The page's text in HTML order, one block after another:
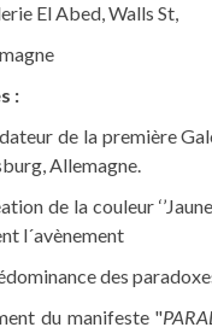
El Abed, Walls St,
:
de la première
Allemagne.
‘’Jaune
l´avènement
des
du manifeste "